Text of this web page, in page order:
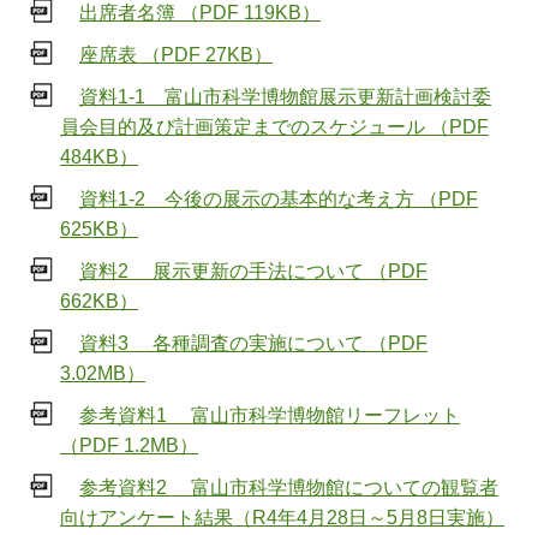
出席者名簿 （PDF 119KB）
座席表 （PDF 27KB）
資料1-1 富山市科学博物館展示更新計画検討委
員会目的及び計画策定までのスケジュール （PDF
484KB）
資料1-2 今後の展示の基本的な考え方 （PDF
625KB）
資料2 展示更新の手法について （PDF
662KB）
資料3 各種調査の実施について （PDF
3.02MB）
参考資料1 富山市科学博物館リーフレット
（PDF 1.2MB）
参考資料2 富山市科学博物館についての観覧者
向けアンケート結果（R4年4月28日～5月8日実施）